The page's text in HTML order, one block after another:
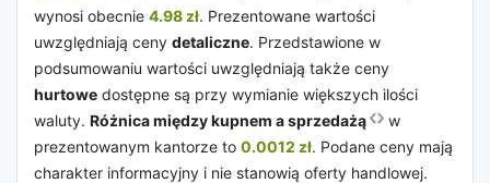
wynosi obecnie 4.98 zł. Prezentowane wartości
uwzględniają ceny detaliczne. Przedstawione w
podsumowaniu wartości uwzględniają także ceny
hurtowe dostępne są przy wymianie większych ilości
waluty. Różnica między kupnem a sprzedażą
w
prezentowanym kantorze to 0.0012 zł. Podane ceny mają
charakter informacyjny i nie stanowią oferty handlowej.